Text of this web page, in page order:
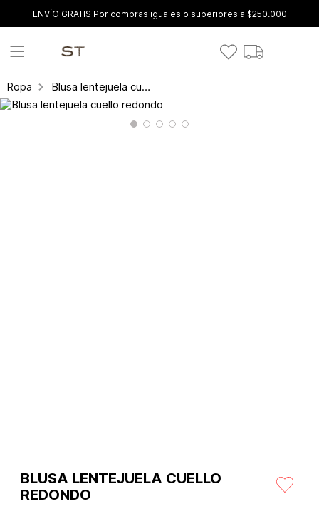
ENVÍO GRATIS Por compras iguales o superiores a $250.000
Ropa Blusa lentejuela cuello redondo
BLUSA LENTEJUELA CUELLO
REDONDO